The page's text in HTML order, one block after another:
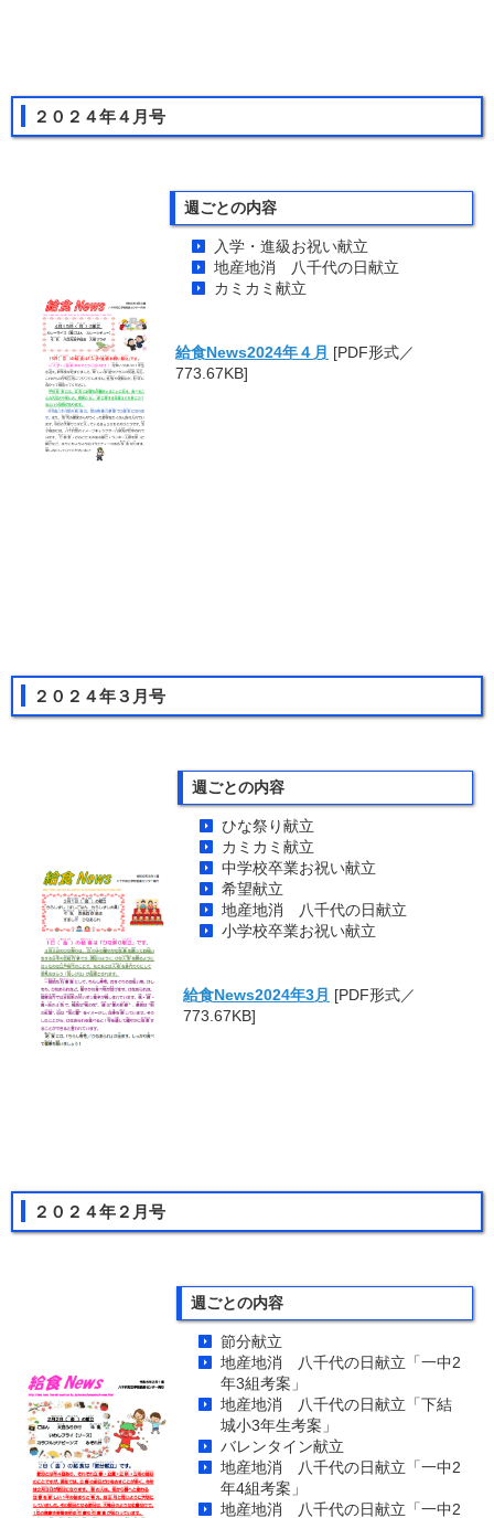
２０２４年４月号
週ごとの内容
入学・進級お祝い献立
地産地消 八千代の日献立
カミカミ献立
給食News2024年４月 [PDF形式／
773.67KB]
２０２４年３月号
週ごとの内容
ひな祭り献立
カミカミ献立
中学校卒業お祝い献立
希望献立
地産地消 八千代の日献立
小学校卒業お祝い献立
給食News2024年3月 [PDF形式／
773.67KB]
２０２４年２月号
週ごとの内容
節分献立
地産地消 八千代の日献立「一中2
年3組考案」
地産地消 八千代の日献立「下結
城小3年生考案」
バレンタイン献立
地産地消 八千代の日献立「一中2
年4組考案」
地産地消 八千代の日献立「一中2